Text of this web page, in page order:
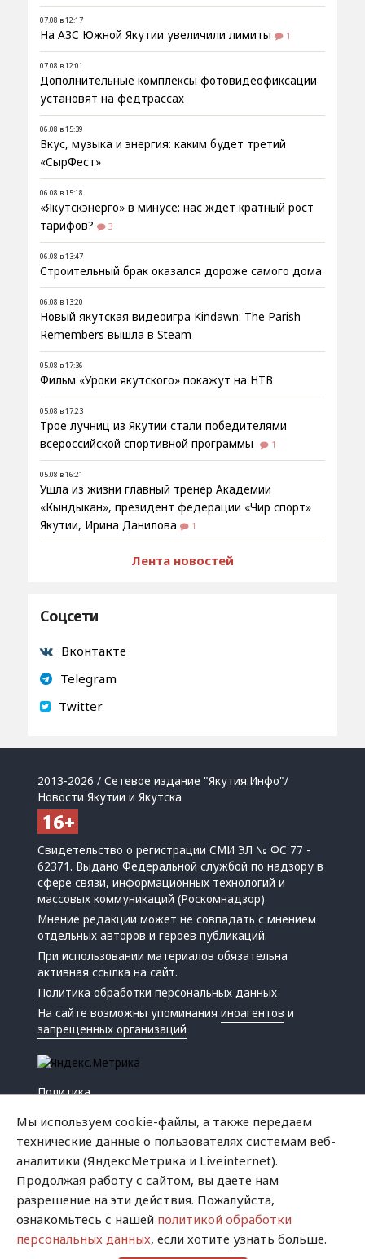
07.08 в 12:17
На АЗС Южной Якутии увеличили лимиты 1
07.08 в 12:01
Дополнительные комплексы фотовидеофиксации
установят на федтрассах
06.08 в 15:39
Вкус, музыка и энергия: каким будет третий
«СырФест»
06.08 в 15:18
«Якутскэнерго» в минусе: нас ждёт кратный рост
тарифов?
3
06.08 в 13:47
Строительный брак оказался дороже самого дома
06.08 в 13:20
Новый якутская видеоигра Kindawn: The Parish
Remembers вышла в Steam
05.08 в 17:36
Фильм «Уроки якутского» покажут на НТВ
05.08 в 17:23
Трое лучниц из Якутии стали победителями
всероссийской спортивной программы
1
05.08 в 16:21
Ушла из жизни главный тренер Академии
«Кындыкан», президент федерации «Чир спорт»
Якутии, Ирина Данилова
1
Лента новостей
Соцсети
Вконтакте
Telegram
Twitter
2013-2026 / Сетевое издание "Якутия.Инфо"/
Новости Якутии и Якутска
Свидетельство о регистрации СМИ ЭЛ № ФС 77 -
62371. Выдано Федеральной службой по надзору в
сфере связи, информационных технологий и
массовых коммуникаций (Роскомнадзор)
Мнение редакции может не совпадать с мнением
отдельных авторов и героев публикаций.
При использовании материалов обязательна
активная ссылка на сайт.
Политика обработки персональных данных
На сайте возможны упоминанияиноагентов и
запрещенных организаций
Политика
Криминал
Успех
Хватит это терпеть
Мы используем cookie-файлы, а также передаем
технические данные о пользователях системам веб-
аналитики (ЯндексМетрика и Liveinternet).
Продолжая работу с сайтом, вы даете нам
разрешение на эти действия. Пожалуйста,
ознакомьтесь с нашей политикой обработки
персональных данных, если хотите узнать больше.